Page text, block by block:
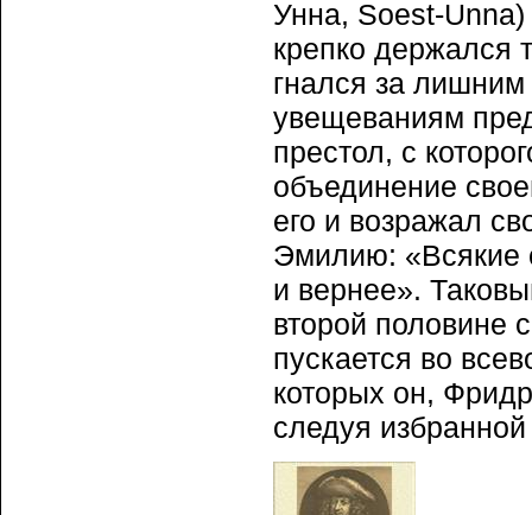
Унна, Soest-
крепко держался
гнался за
увещеваниям
престол, с
объединение
его и возражал
Эмилию: «Всякие
и вернее».
второй половине
пускается во
которых он,
следуя